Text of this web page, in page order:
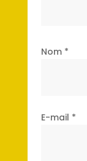
Nom *
E-mail *